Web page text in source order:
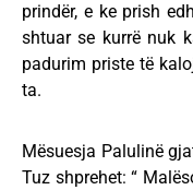
prindër, e ke prish
shtuar se kurrë nuk
padurim priste të
ta.
Mësuesja Palulinë
Tuz shprehet: “